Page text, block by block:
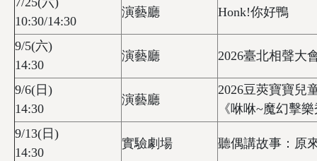
10:30/14:30
演藝廳 Honk!你好鴨
9/5(六)
14:30
演藝廳 2026臺北相聲大
9/6(日)
14:30
演藝廳
2026豆莢寶寶兒
《咻咻~魔幻擊
9/13(日)
14:30
實驗劇場 聽偶講故事：原